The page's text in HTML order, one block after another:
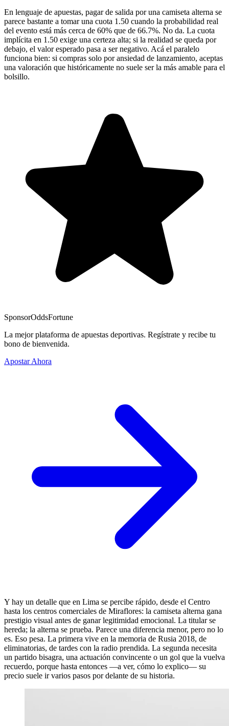
En lenguaje de apuestas, pagar de salida por una camiseta alterna se
parece bastante a tomar una cuota 1.50 cuando la probabilidad real
del evento está más cerca de 60% que de 66.7%. No da. La cuota
implícita en 1.50 exige una certeza alta; si la realidad se queda por
debajo, el valor esperado pasa a ser negativo. Acá el paralelo
funciona bien: si compras solo por ansiedad de lanzamiento, aceptas
una valoración que históricamente no suele ser la más amable para el
bolsillo.
SponsorOddsFortune
La mejor plataforma de apuestas deportivas. Regístrate y recibe tu
bono de bienvenida.
Apostar Ahora
Y hay un detalle que en Lima se percibe rápido, desde el Centro
hasta los centros comerciales de Miraflores: la camiseta alterna gana
prestigio visual antes de ganar legitimidad emocional. La titular se
hereda; la alterna se prueba. Parece una diferencia menor, pero no lo
es. Eso pesa. La primera vive en la memoria de Rusia 2018, de
eliminatorias, de tardes con la radio prendida. La segunda necesita
un partido bisagra, una actuación convincente o un gol que la vuelva
recuerdo, porque hasta entonces —a ver, cómo lo explico— su
precio suele ir varios pasos por delante de su historia.